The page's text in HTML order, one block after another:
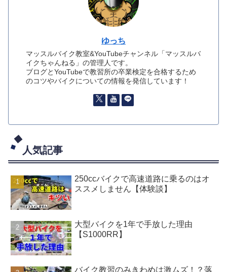
ゆっち
マッスルバイク教室&YouTubeチャンネル「マッスルバ
イクちゃんねる」の管理人です。
ブログとYouTubeで教習所の卒業検定を合格するため
のコツやバイクについての情報を発信しています！
人気記事
250ccバイクで高速道路に乗るのはオ
ススメしません【体験談】
大型バイクを1年で手放した理由
【S1000RR】
バイク教習のみきわめは激ムズ！？落